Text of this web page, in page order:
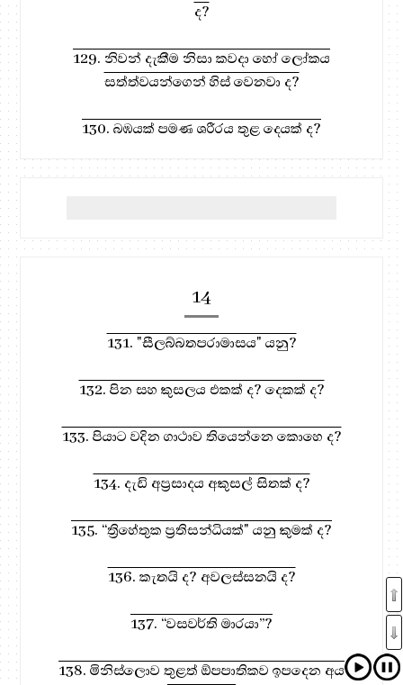
ද?
129. නිවන් දැකීම නිසා කවදා හෝ ලෝකය
සත්ත්වයන්ගෙන් හිස් වෙනවා ද?
130. බඹයක් පමණ ශරීරය තුළ දෙයක් ද?
14
131. "සීලබ්බතපරාමාසය" යනු?
132. පින සහ කුසලය එකක් ද? දෙකක් ද?
133. පියාට වදින ගාථාව තියෙන්නෙ කොහෙ ද?
134. දැඩි අප්‍රසාදය අකුසල් සිතක් ද?
135. “ත්‍රිහේතුක ප්‍රතිසන්ධියක්" යනු කුමක් ද?
136. කැතයි ද? අවලස්සනයි ද?
137. “වසවර්ති මාරයා”?
138. මිනිස්ලොව තුළත් ඕපපාතිකව ඉපදෙන අය